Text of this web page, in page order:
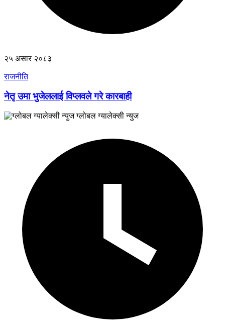
२५ असार २०८३
राजनीति
नेतृ उमा भुजेललाई विप्लवले गरे कारबाही
ग्लोबल ग्यालेक्सी न्युज